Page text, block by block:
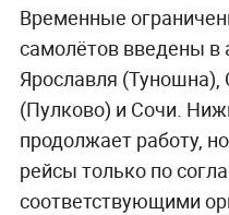
Временные
самолётов введены в
Ярославля (Туношна),
(Пулково) и Сочи.
продолжает работу,
рейсы только по
соответствующими